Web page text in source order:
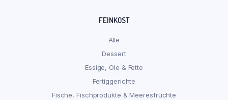
FEINKOST
Alle
Dessert
Essige, Öle & Fette
Fertiggerichte
Fische, Fischprodukte & Meeresfrüchte